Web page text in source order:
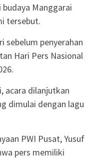
Manggarai
tersebut.
sebelum penyerahan
Hari Pers Nasional
acara dilanjutkan
dimulai dengan lagu
PWI Pusat, Yusuf
pers memiliki